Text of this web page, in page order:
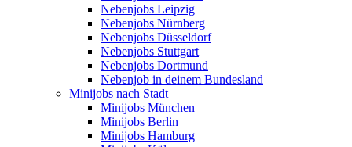
Nebenjobs Leipzig
Nebenjobs Nürnberg
Nebenjobs Düsseldorf
Nebenjobs Stuttgart
Nebenjobs Dortmund
Nebenjob in deinem Bundesland
Minijobs nach Stadt
Minijobs München
Minijobs Berlin
Minijobs Hamburg